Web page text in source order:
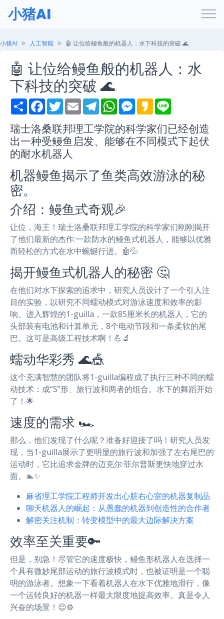
小猪AI
小猪AI 人工智能 🤖 让位给鳗鱼般的机器人：水下科技的突破 🌊
🤖 让位给鳗鱼般的机器人：水
下科技的突破 🌊
S
h
r
e
F
a
e
b
o
o
k
T
w
t
t
e
E
m
i
l
T
e
e
g
W
h
t
s
A
M
e
s
e
n
K
a
a
o
e
瑞士洛桑联邦理工学院的科学家们已经创造
出一种受鳗鱼启发、能够在不同模式下起伏
的耐水机器人
机器鳗鱼揭示了鱼类高效游泳的秘
密。
介绍：鳗鱼式奇观🎉
让位，海王！瑞士洛桑联邦理工学院的科学家们刚刚揭开
了他们最新的杰作:一款防水的鳗鱼式机器人，能够以优雅
而轻松的方式在水中蜿蜒行进。🤖💦
揭开鳗鱼式机器人的秘密 🤔
在他们对水下探索的追求中，研究人员设计了一个引人注
目的实验，以研究不同蠕动模式对游泳速度和效率的影
响。进入辉煌的1-guilla，一款85厘米长的机器人，它的
头部装有电池和计算单元，8个电动节段和一条柔软的尾
巴。这可是高级工程技术啊！💪🔬
蠕动华彩秀 🌊🎪
这个充满智慧的团队将1-guilla编程成了执行三种不同的蠕
动技术：成“S”形、旅行波和两者的组合。水下的舞蹈开始
了！🌟
速度的需求 🏎️
那么，他们发现了什么呢？准备好迎接了吗！研究人员发
现，当1-guilla展示了更明显的旅行波和加强了左右尾巴的
运动时，它比追求金牌的迈克尔·菲尔普斯更快地穿过水
面。🏊✨
麻省理工学院工程师开发出心脏右心室的机器复制品
聊天机器人的崛起：从愚蠢的机器到创造性的合作者
解密关注机制：转变模型中的最大边际解决方案
效率至关重要🔑
但是，别急！尽管它的速度极快，鳗鱼形机器人在选择一
个具有微妙尾部运动的旅行波模式时，也被证明是一个聪
明的游泳者。想象一下看着机器人在水下优雅地滑行，像
一个运转良好的机器一样最大限度地提高效率。真是令人
兴奋的场景！😌⚙️